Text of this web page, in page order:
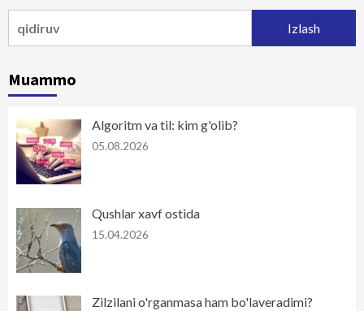
Muammo
Algoritm va til: kim g'olib?
05.08.2026
Qushlar xavf ostida
15.04.2026
Zilzilani o'rganmasa ham bo'laveradimi?